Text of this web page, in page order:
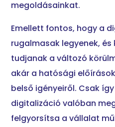
megoldásainkat.
Emellett fontos, hogy a
rugalmasak legyenek,
tudjanak a változó
akár a hatósági
belső igényeiről. Csak
digitalizáció valóban
felgyorsítsa a vállalat